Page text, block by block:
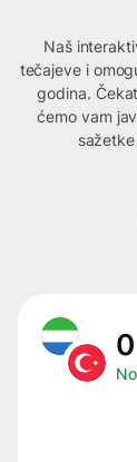
Naš
tečajeve i
godina.
ćemo vam
0